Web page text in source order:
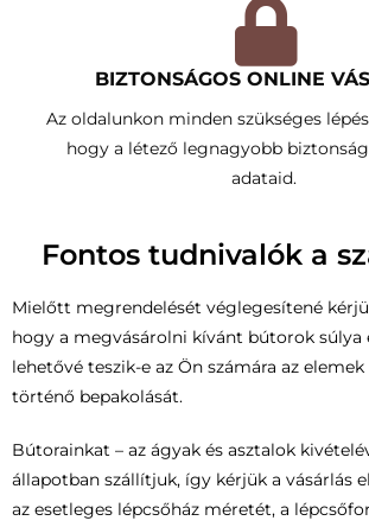
BIZTONSÁGOS ONLINE
Az oldalunkon minden szükséges
hogy a létező legnagyobb
adataid.
Fontos tudnivalók a
Mielőtt megrendelését véglegesítené
hogy a megvásárolni kívánt bútorok súlya
lehetővé teszik-e az Ön számára az
történő bepakolását.
Bútorainkat – az ágyak és asztalok
állapotban szállítjuk, így kérjük a vásárlás
az esetleges lépcsőház méretét, a